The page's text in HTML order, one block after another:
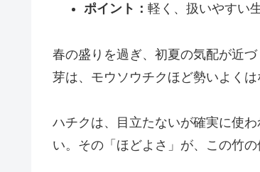
ポイント： 軽く、扱いやすい
春の盛りを過ぎ、初夏の気配が近
芽は、モウソウチクほど勢いよく
ハチクは、目立たないが確実に使
い。その「ほどよさ」が、この竹の